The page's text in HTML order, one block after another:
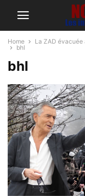
Home
La ZAD évacuée
bhl
bhl